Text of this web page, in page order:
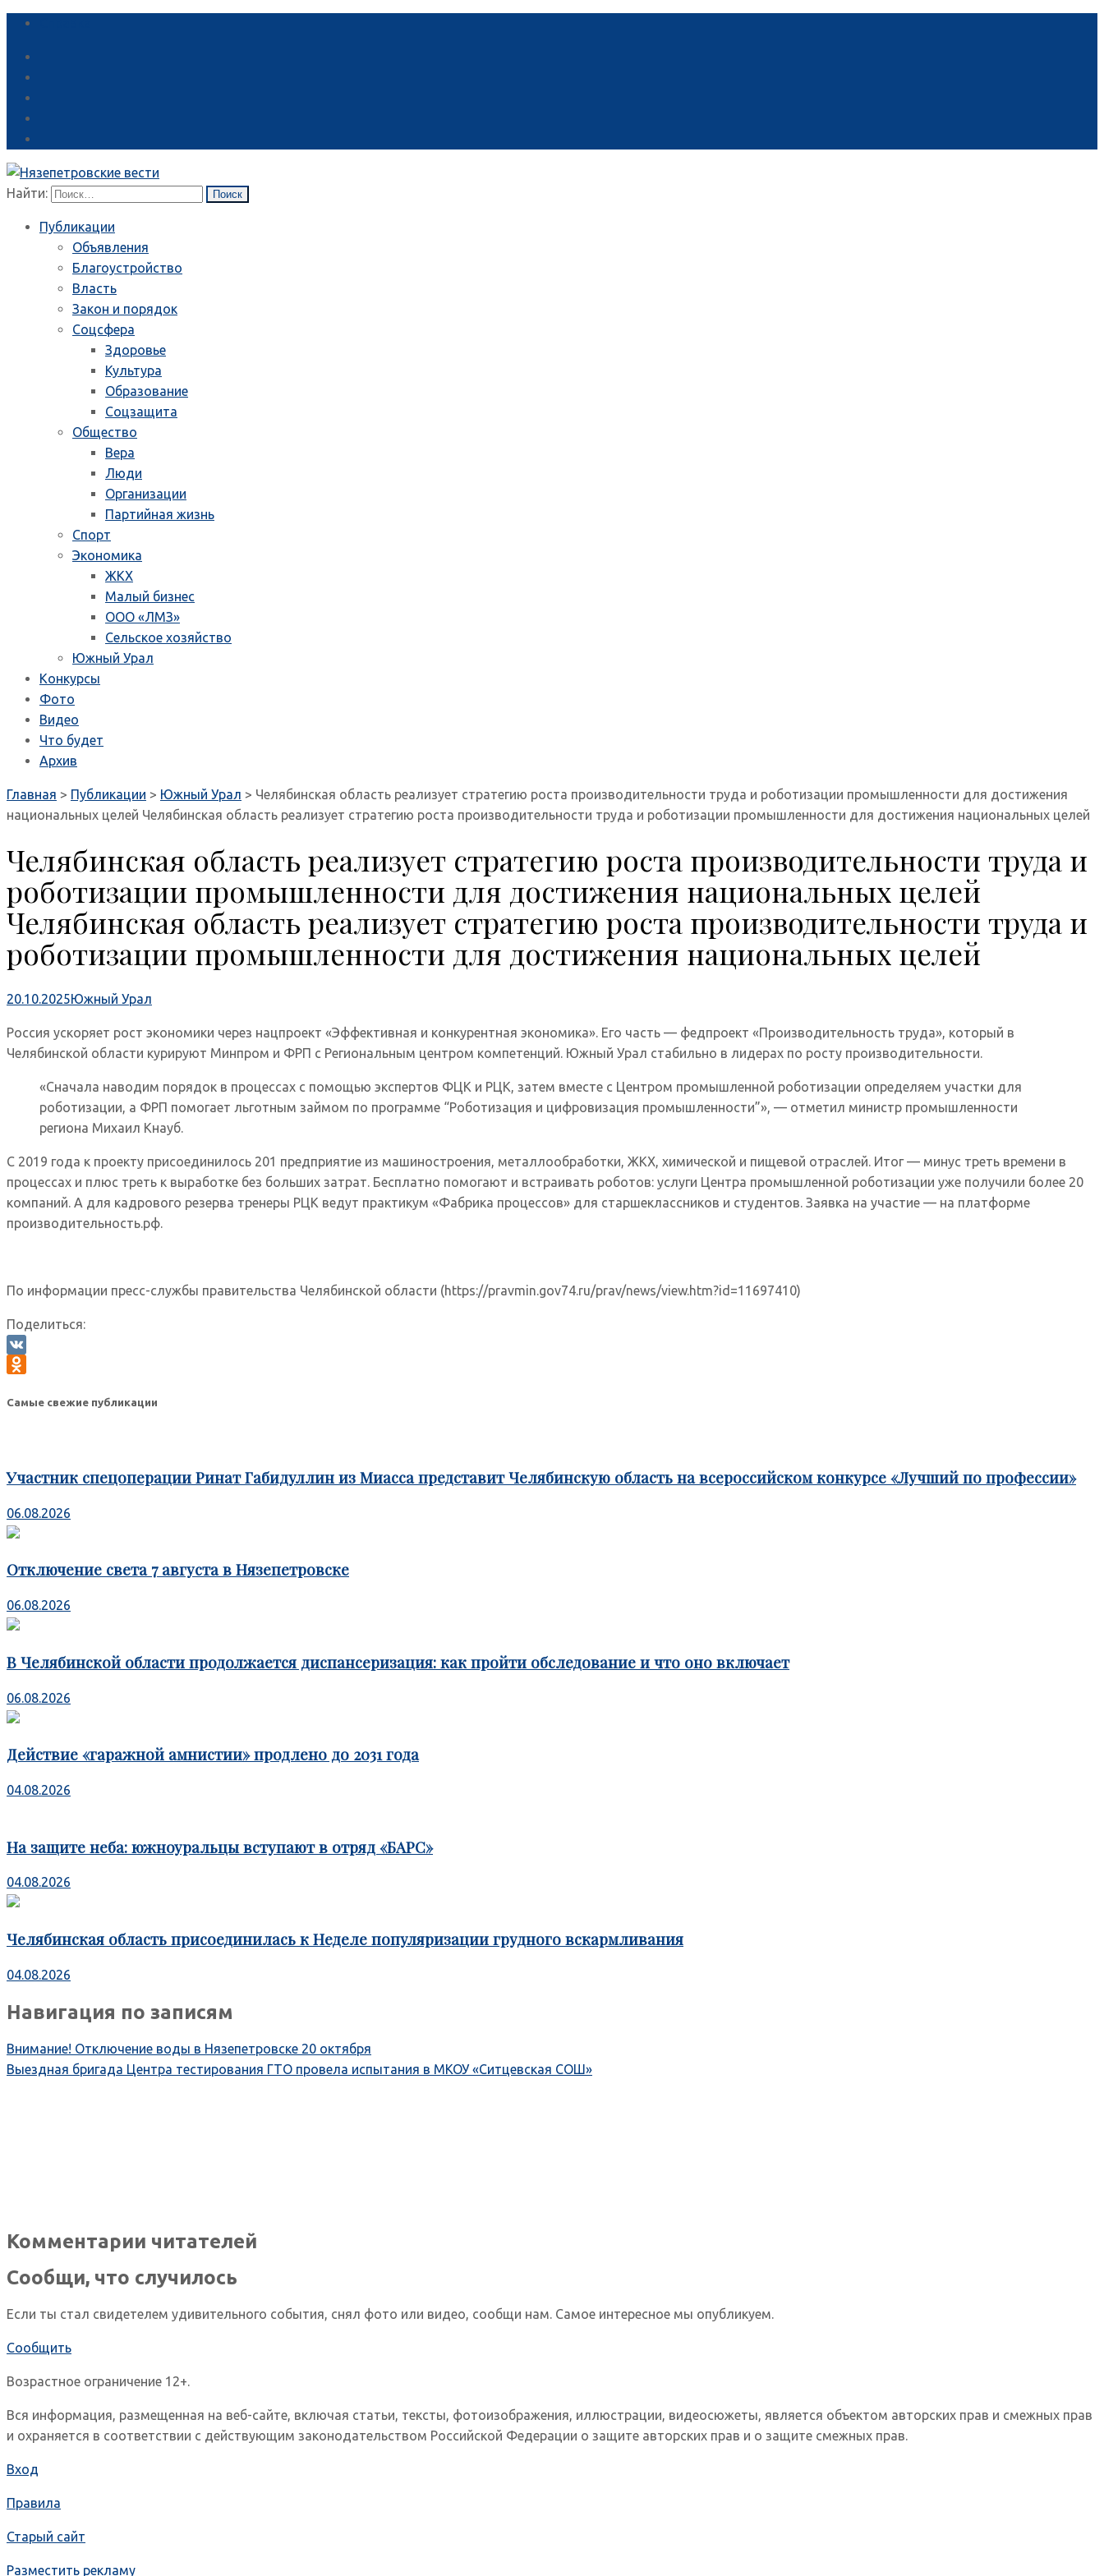
Найти:
Публикации
Объявления
Благоустройство
Власть
Закон и порядок
Соцсфера
Здоровье
Культура
Образование
Соцзащита
Общество
Вера
Люди
Организации
Партийная жизнь
Спорт
Экономика
ЖКХ
Малый бизнес
ООО «ЛМЗ»
Сельское хозяйство
Южный Урал
Конкурсы
Фото
Видео
Что будет
Архив
Главная > Публикации > Южный Урал > Челябинская область реализует стратегию роста производительности труда и роботизации промышленности для достижения
национальных целей Челябинская область реализует стратегию роста производительности труда и роботизации промышленности для достижения национальных целей
Челябинская область реализует стратегию роста производительности труда и
роботизации промышленности для достижения национальных целей
Челябинская область реализует стратегию роста производительности труда и
роботизации промышленности для достижения национальных целей
20.10.2025Южный Урал
Россия ускоряет рост экономики через нацпроект «Эффективная и конкурентная экономика». Его часть — федпроект «Производительность труда», который в
Челябинской области курируют Минпром и ФРП с Региональным центром компетенций. Южный Урал стабильно в лидерах по росту производительности.
«Сначала наводим порядок в процессах с помощью экспертов ФЦК и РЦК, затем вместе с Центром промышленной роботизации определяем участки для
роботизации, а ФРП помогает льготным займом по программе “Роботизация и цифровизация промышленности”», — отметил министр промышленности
региона Михаил Кнауб.
С 2019 года к проекту присоединилось 201 предприятие из машиностроения, металлообработки, ЖКХ, химической и пищевой отраслей. Итог — минус треть времени в
процессах и плюс треть к выработке без больших затрат. Бесплатно помогают и встраивать роботов: услуги Центра промышленной роботизации уже получили более 20
компаний. А для кадрового резерва тренеры РЦК ведут практикум «Фабрика процессов» для старшеклассников и студентов. Заявка на участие — на платформе
производительность.рф.
По информации пресс-службы правительства Челябинской области (https://pravmin.gov74.ru/prav/news/view.htm?id=11697410)
Поделиться:
VK
Самые свежие публикации
Участник спецоперации Ринат Габидуллин из Миасса представит Челябинскую область на всероссийском конкурсе «Лучший по профессии»
06.08.2026
Отключение света 7 августа в Нязепетровске
06.08.2026
В Челябинской области продолжается диспансеризация: как пройти обследование и что оно включает
06.08.2026
Действие «гаражной амнистии» продлено до 2031 года
04.08.2026
На защите неба: южноуральцы вступают в отряд «БАРС»
04.08.2026
Челябинская область присоединилась к Неделе популяризации грудного вскармливания
04.08.2026
Навигация по записям
Внимание! Отключение воды в Нязепетровске 20 октября
Выездная бригада Центра тестирования ГТО провела испытания в МКОУ «Ситцевская СОШ»
Комментарии читателей
Сообщи, что случилось
Если ты стал свидетелем удивительного события, снял фото или видео, сообщи нам. Самое интересное мы опубликуем.
Сообщить
Возрастное ограничение 12+.
Вся информация, размещенная на веб-сайте, включая статьи, тексты, фотоизображения, иллюстрации, видеосюжеты, является объектом авторских прав и смежных прав
и охраняется в соответствии с действующим законодательством Российской Федерации о защите авторских прав и о защите смежных прав.
Вход
Правила
Старый сайт
Разместить рекламу